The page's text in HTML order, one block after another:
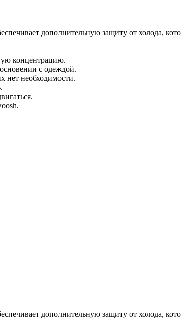
дополнительную защиту от холода,
концентрацию.
с одеждой.
нет необходимости.
дополнительную защиту от холода,